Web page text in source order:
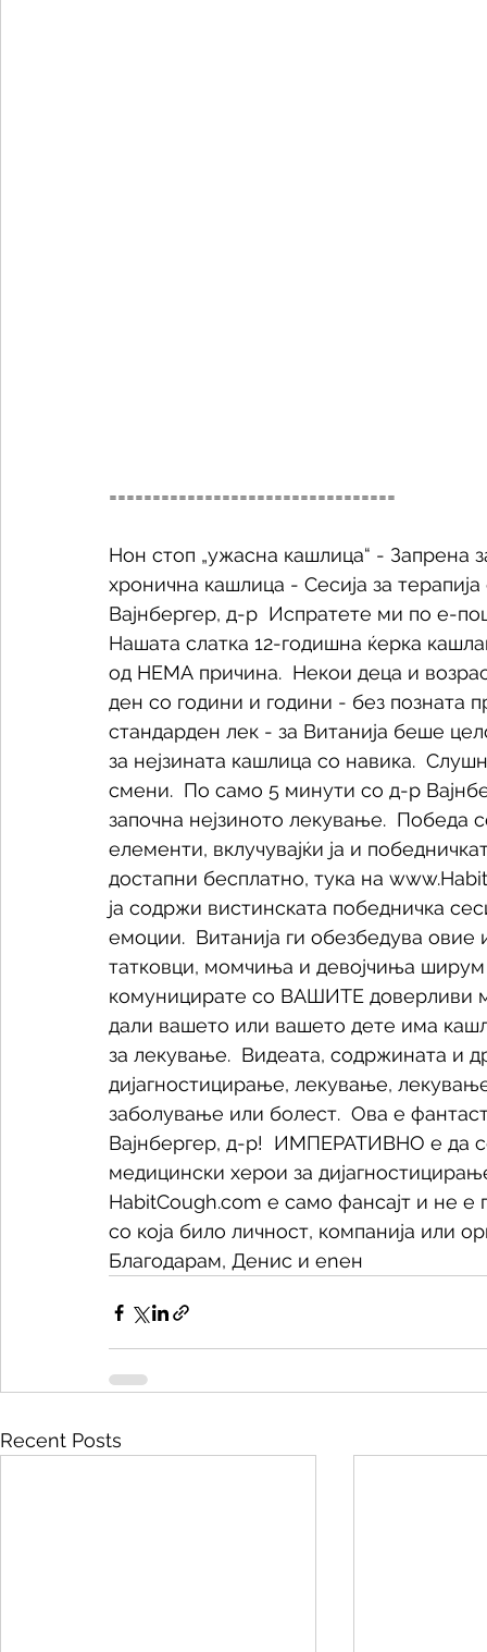
=================================
Нон стоп „ужасна кашлица“ - Запрена
хронична кашлица - Сесија за
Вајнбергер, д-р  Испратете ми по е-
Нашата слатка 12-годишна ќерка
од НЕМА причина.  Некои деца и
ден со години и години - без позната
стандарден лек - за Витанија беше
за нејзината кашлица со навика.
смени.  По само 5 минути со д-р
започна нејзиното лекување.  Победа
елементи, вклучувајќи ја и
достапни бесплатно, тука на
ја содржи вистинската победничка
емоции.  Витанија ги обезбедува
татковци, момчиња и девојчиња
комуницирате со ВАШИТЕ доверливи
дали вашето или вашето дете има
за лекување.  Видеата, содржината и
дијагностицирање, лекување,
заболување или болест.  Ова е
Вајнбергер, д-р!  ИМПЕРАТИВНО е да
медицински херои за
HabitCough.com е само фансајт и не
со која било личност, компанија или
Благодарам, Денис и enен
Recent Posts